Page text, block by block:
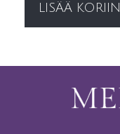
LISÄÄ KORIIN